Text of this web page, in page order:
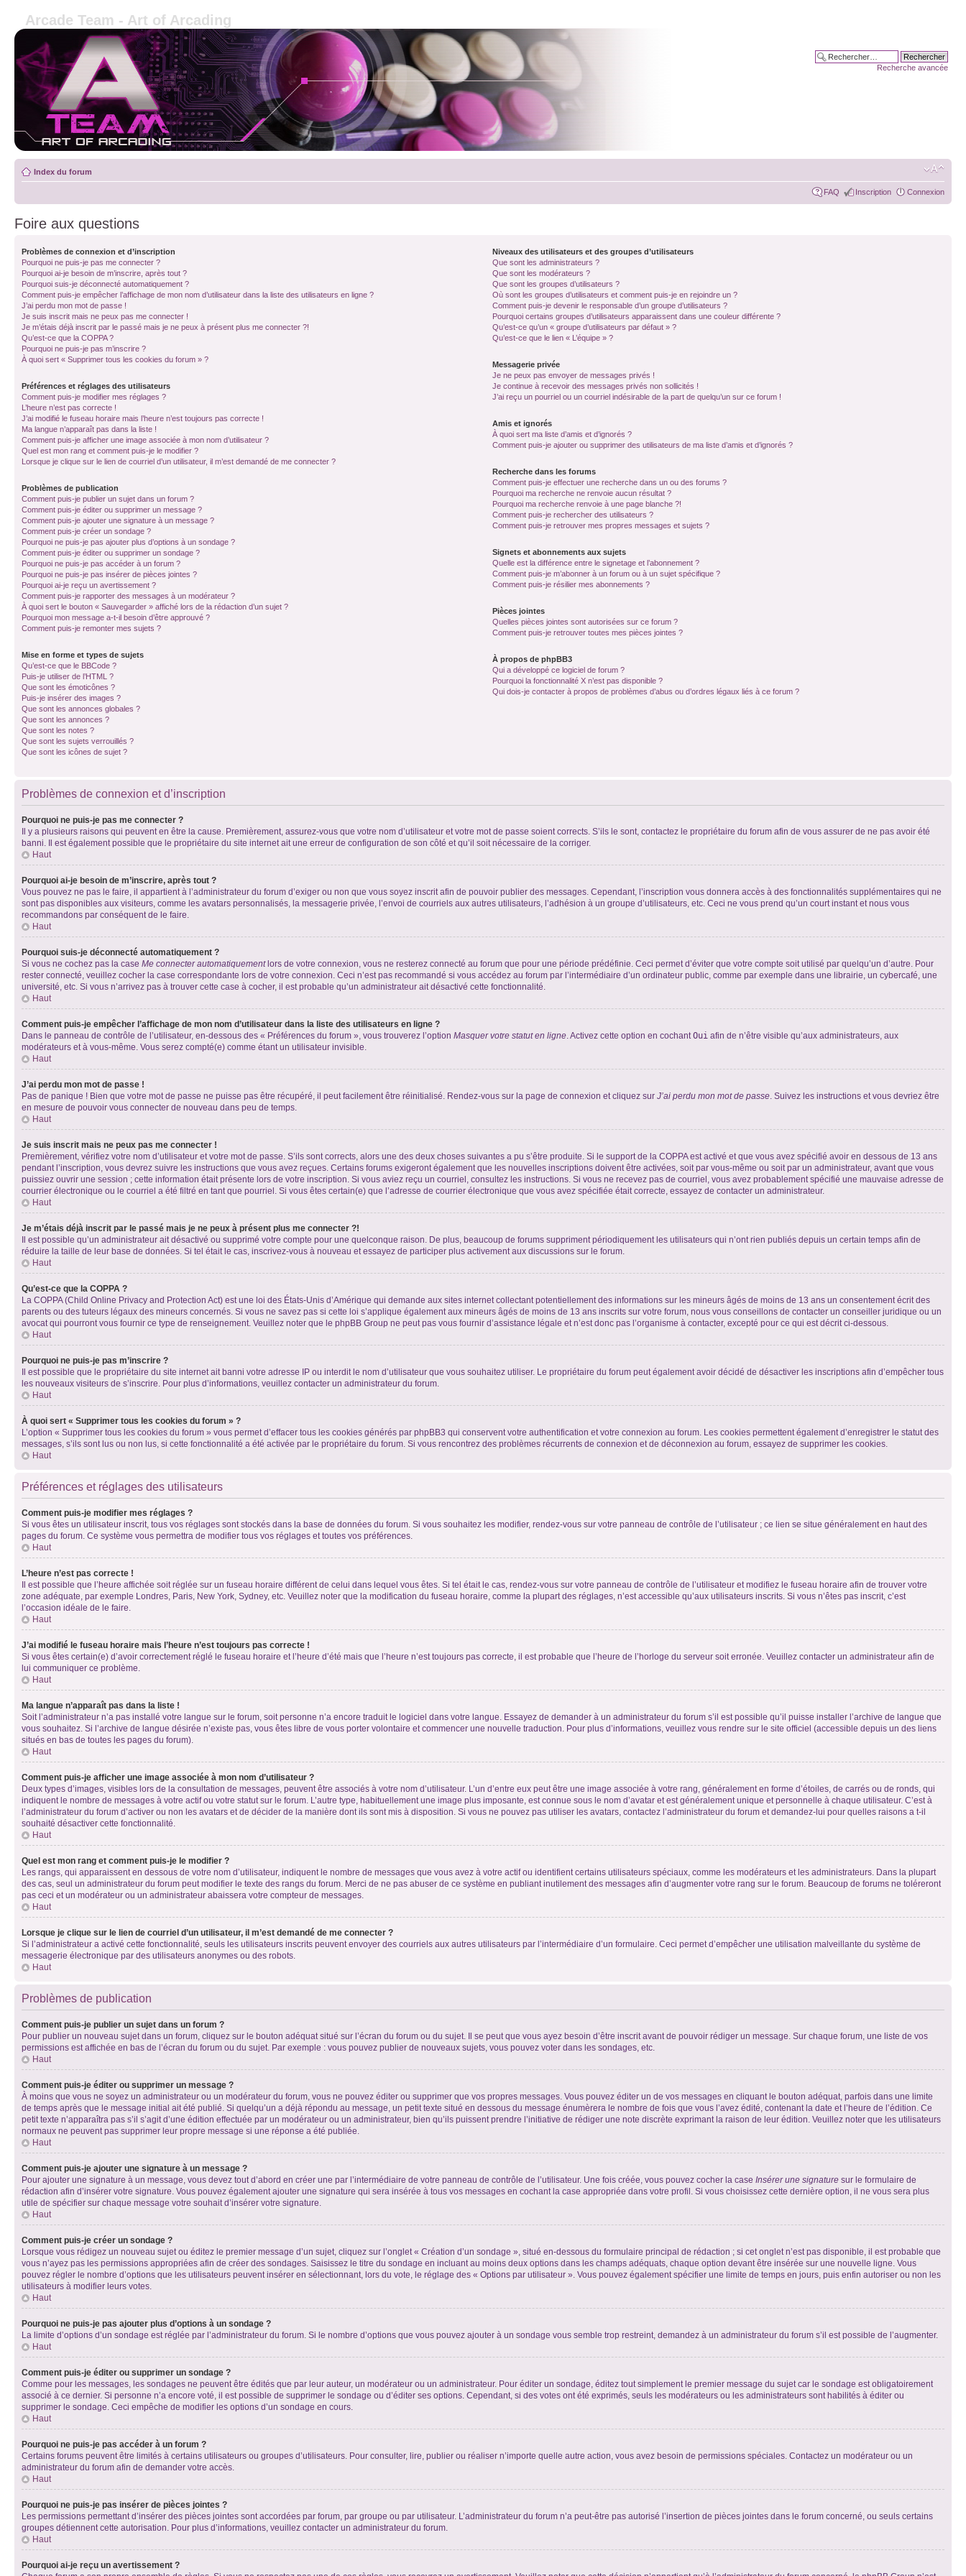
Arcade Team - Art of Arcading
Recherche avancée
Index du forum
FAQ Inscription Connexion
Foire aux questions
Problèmes de connexion et d’inscription
Pourquoi ne puis-je pas me connecter ?
Pourquoi ai-je besoin de m’inscrire, après tout ?
Pourquoi suis-je déconnecté automatiquement ?
Comment puis-je empêcher l’affichage de mon nom d’utilisateur dans la liste des utilisateurs en ligne ?
J’ai perdu mon mot de passe !
Je suis inscrit mais ne peux pas me connecter !
Je m’étais déjà inscrit par le passé mais je ne peux à présent plus me connecter ?!
Qu’est-ce que la COPPA ?
Pourquoi ne puis-je pas m’inscrire ?
À quoi sert « Supprimer tous les cookies du forum » ?
Préférences et réglages des utilisateurs
Comment puis-je modifier mes réglages ?
L’heure n’est pas correcte !
J’ai modifié le fuseau horaire mais l’heure n’est toujours pas correcte !
Ma langue n’apparaît pas dans la liste !
Comment puis-je afficher une image associée à mon nom d’utilisateur ?
Quel est mon rang et comment puis-je le modifier ?
Lorsque je clique sur le lien de courriel d’un utilisateur, il m’est demandé de me connecter ?
Problèmes de publication
Comment puis-je publier un sujet dans un forum ?
Comment puis-je éditer ou supprimer un message ?
Comment puis-je ajouter une signature à un message ?
Comment puis-je créer un sondage ?
Pourquoi ne puis-je pas ajouter plus d’options à un sondage ?
Comment puis-je éditer ou supprimer un sondage ?
Pourquoi ne puis-je pas accéder à un forum ?
Pourquoi ne puis-je pas insérer de pièces jointes ?
Pourquoi ai-je reçu un avertissement ?
Comment puis-je rapporter des messages à un modérateur ?
À quoi sert le bouton « Sauvegarder » affiché lors de la rédaction d’un sujet ?
Pourquoi mon message a-t-il besoin d’être approuvé ?
Comment puis-je remonter mes sujets ?
Mise en forme et types de sujets
Qu’est-ce que le BBCode ?
Puis-je utiliser de l’HTML ?
Que sont les émoticônes ?
Puis-je insérer des images ?
Que sont les annonces globales ?
Que sont les annonces ?
Que sont les notes ?
Que sont les sujets verrouillés ?
Que sont les icônes de sujet ?
Niveaux des utilisateurs et des groupes d’utilisateurs
Que sont les administrateurs ?
Que sont les modérateurs ?
Que sont les groupes d’utilisateurs ?
Où sont les groupes d’utilisateurs et comment puis-je en rejoindre un ?
Comment puis-je devenir le responsable d’un groupe d’utilisateurs ?
Pourquoi certains groupes d’utilisateurs apparaissent dans une couleur différente ?
Qu’est-ce qu’un « groupe d’utilisateurs par défaut » ?
Qu’est-ce que le lien « L’équipe » ?
Messagerie privée
Je ne peux pas envoyer de messages privés !
Je continue à recevoir des messages privés non sollicités !
J’ai reçu un pourriel ou un courriel indésirable de la part de quelqu’un sur ce forum !
Amis et ignorés
À quoi sert ma liste d’amis et d’ignorés ?
Comment puis-je ajouter ou supprimer des utilisateurs de ma liste d’amis et d’ignorés ?
Recherche dans les forums
Comment puis-je effectuer une recherche dans un ou des forums ?
Pourquoi ma recherche ne renvoie aucun résultat ?
Pourquoi ma recherche renvoie à une page blanche ?!
Comment puis-je rechercher des utilisateurs ?
Comment puis-je retrouver mes propres messages et sujets ?
Signets et abonnements aux sujets
Quelle est la différence entre le signetage et l’abonnement ?
Comment puis-je m’abonner à un forum ou à un sujet spécifique ?
Comment puis-je résilier mes abonnements ?
Pièces jointes
Quelles pièces jointes sont autorisées sur ce forum ?
Comment puis-je retrouver toutes mes pièces jointes ?
À propos de phpBB3
Qui a développé ce logiciel de forum ?
Pourquoi la fonctionnalité X n’est pas disponible ?
Qui dois-je contacter à propos de problèmes d’abus ou d’ordres légaux liés à ce forum ?
Problèmes de connexion et d’inscription
Pourquoi ne puis-je pas me connecter ?
Il y a plusieurs raisons qui peuvent en être la cause. Premièrement, assurez-vous que votre nom d’utilisateur et votre mot de passe soient corrects. S’ils le sont, contactez le propriétaire du forum afin de vous assurer de ne pas avoir été
banni. Il est également possible que le propriétaire du site internet ait une erreur de configuration de son côté et qu’il soit nécessaire de la corriger.
Haut
Pourquoi ai-je besoin de m’inscrire, après tout ?
Vous pouvez ne pas le faire, il appartient à l’administrateur du forum d’exiger ou non que vous soyez inscrit afin de pouvoir publier des messages. Cependant, l’inscription vous donnera accès à des fonctionnalités supplémentaires qui ne
sont pas disponibles aux visiteurs, comme les avatars personnalisés, la messagerie privée, l’envoi de courriels aux autres utilisateurs, l’adhésion à un groupe d’utilisateurs, etc. Ceci ne vous prend qu’un court instant et nous vous
recommandons par conséquent de le faire.
Haut
Pourquoi suis-je déconnecté automatiquement ?
Si vous ne cochez pas la case Me connecter automatiquementlors de votre connexion, vous ne resterez connecté au forum que pour une période prédéfinie. Ceci permet d’éviter que votre compte soit utilisé par quelqu’un d’autre. Pour
rester connecté, veuillez cocher la case correspondante lors de votre connexion. Ceci n’est pas recommandé si vous accédez au forum par l’intermédiaire d’un ordinateur public, comme par exemple dans une librairie, un cybercafé, une
université, etc. Si vous n’arrivez pas à trouver cette case à cocher, il est probable qu’un administrateur ait désactivé cette fonctionnalité.
Haut
Comment puis-je empêcher l’affichage de mon nom d’utilisateur dans la liste des utilisateurs en ligne ?
Dans le panneau de contrôle de l’utilisateur, en-dessous des « Préférences du forum », vous trouverez l’option Masquer votre statut en ligne. Activez cette option en cochantOui afin de n’être visible qu’aux administrateurs, aux
modérateurs et à vous-même. Vous serez compté(e) comme étant un utilisateur invisible.
Haut
J’ai perdu mon mot de passe !
Pas de panique ! Bien que votre mot de passe ne puisse pas être récupéré, il peut facilement être réinitialisé. Rendez-vous sur la page de connexion et cliquez sur J’ai perdu mon mot de passe. Suivez les instructions et vous devriez être
en mesure de pouvoir vous connecter de nouveau dans peu de temps.
Haut
Je suis inscrit mais ne peux pas me connecter !
Premièrement, vérifiez votre nom d’utilisateur et votre mot de passe. S’ils sont corrects, alors une des deux choses suivantes a pu s’être produite. Si le support de la COPPA est activé et que vous avez spécifié avoir en dessous de 13 ans
pendant l’inscription, vous devrez suivre les instructions que vous avez reçues. Certains forums exigeront également que les nouvelles inscriptions doivent être activées, soit par vous-même ou soit par un administrateur, avant que vous
puissiez ouvrir une session ; cette information était présente lors de votre inscription. Si vous aviez reçu un courriel, consultez les instructions. Si vous ne recevez pas de courriel, vous avez probablement spécifié une mauvaise adresse de
courrier électronique ou le courriel a été filtré en tant que pourriel. Si vous êtes certain(e) que l’adresse de courrier électronique que vous avez spécifiée était correcte, essayez de contacter un administrateur.
Haut
Je m’étais déjà inscrit par le passé mais je ne peux à présent plus me connecter ?!
Il est possible qu’un administrateur ait désactivé ou supprimé votre compte pour une quelconque raison. De plus, beaucoup de forums suppriment périodiquement les utilisateurs qui n’ont rien publiés depuis un certain temps afin de
réduire la taille de leur base de données. Si tel était le cas, inscrivez-vous à nouveau et essayez de participer plus activement aux discussions sur le forum.
Haut
Qu’est-ce que la COPPA ?
La COPPA (Child Online Privacy and Protection Act) est une loi des États-Unis d’Amérique qui demande aux sites internet collectant potentiellement des informations sur les mineurs âgés de moins de 13 ans un consentement écrit des
parents ou des tuteurs légaux des mineurs concernés. Si vous ne savez pas si cette loi s’applique également aux mineurs âgés de moins de 13 ans inscrits sur votre forum, nous vous conseillons de contacter un conseiller juridique ou un
avocat qui pourront vous fournir ce type de renseignement. Veuillez noter que le phpBB Group ne peut pas vous fournir d’assistance légale et n’est donc pas l’organisme à contacter, excepté pour ce qui est décrit ci-dessous.
Haut
Pourquoi ne puis-je pas m’inscrire ?
Il est possible que le propriétaire du site internet ait banni votre adresse IP ou interdit le nom d’utilisateur que vous souhaitez utiliser. Le propriétaire du forum peut également avoir décidé de désactiver les inscriptions afin d’empêcher tous
les nouveaux visiteurs de s’inscrire. Pour plus d’informations, veuillez contacter un administrateur du forum.
Haut
À quoi sert « Supprimer tous les cookies du forum » ?
L’option « Supprimer tous les cookies du forum » vous permet d’effacer tous les cookies générés par phpBB3 qui conservent votre authentification et votre connexion au forum. Les cookies permettent également d’enregistrer le statut des
messages, s’ils sont lus ou non lus, si cette fonctionnalité a été activée par le propriétaire du forum. Si vous rencontrez des problèmes récurrents de connexion et de déconnexion au forum, essayez de supprimer les cookies.
Haut
Préférences et réglages des utilisateurs
Comment puis-je modifier mes réglages ?
Si vous êtes un utilisateur inscrit, tous vos réglages sont stockés dans la base de données du forum. Si vous souhaitez les modifier, rendez-vous sur votre panneau de contrôle de l’utilisateur ; ce lien se situe généralement en haut des
pages du forum. Ce système vous permettra de modifier tous vos réglages et toutes vos préférences.
Haut
L’heure n’est pas correcte !
Il est possible que l’heure affichée soit réglée sur un fuseau horaire différent de celui dans lequel vous êtes. Si tel était le cas, rendez-vous sur votre panneau de contrôle de l’utilisateur et modifiez le fuseau horaire afin de trouver votre
zone adéquate, par exemple Londres, Paris, New York, Sydney, etc. Veuillez noter que la modification du fuseau horaire, comme la plupart des réglages, n’est accessible qu’aux utilisateurs inscrits. Si vous n’êtes pas inscrit, c’est
l’occasion idéale de le faire.
Haut
J’ai modifié le fuseau horaire mais l’heure n’est toujours pas correcte !
Si vous êtes certain(e) d’avoir correctement réglé le fuseau horaire et l’heure d’été mais que l’heure n’est toujours pas correcte, il est probable que l’heure de l’horloge du serveur soit erronée. Veuillez contacter un administrateur afin de
lui communiquer ce problème.
Haut
Ma langue n’apparaît pas dans la liste !
Soit l’administrateur n’a pas installé votre langue sur le forum, soit personne n’a encore traduit le logiciel dans votre langue. Essayez de demander à un administrateur du forum s’il est possible qu’il puisse installer l’archive de langue que
vous souhaitez. Si l’archive de langue désirée n’existe pas, vous êtes libre de vous porter volontaire et commencer une nouvelle traduction. Pour plus d’informations, veuillez vous rendre sur le site officiel (accessible depuis un des liens
situés en bas de toutes les pages du forum).
Haut
Comment puis-je afficher une image associée à mon nom d’utilisateur ?
Deux types d’images, visibles lors de la consultation de messages, peuvent être associés à votre nom d’utilisateur. L’un d’entre eux peut être une image associée à votre rang, généralement en forme d’étoiles, de carrés ou de ronds, qui
indiquent le nombre de messages à votre actif ou votre statut sur le forum. L’autre type, habituellement une image plus imposante, est connue sous le nom d’avatar et est généralement unique et personnelle à chaque utilisateur. C’est à
l’administrateur du forum d’activer ou non les avatars et de décider de la manière dont ils sont mis à disposition. Si vous ne pouvez pas utiliser les avatars, contactez l’administrateur du forum et demandez-lui pour quelles raisons a t-il
souhaité désactiver cette fonctionnalité.
Haut
Quel est mon rang et comment puis-je le modifier ?
Les rangs, qui apparaissent en dessous de votre nom d’utilisateur, indiquent le nombre de messages que vous avez à votre actif ou identifient certains utilisateurs spéciaux, comme les modérateurs et les administrateurs. Dans la plupart
des cas, seul un administrateur du forum peut modifier le texte des rangs du forum. Merci de ne pas abuser de ce système en publiant inutilement des messages afin d’augmenter votre rang sur le forum. Beaucoup de forums ne toléreront
pas ceci et un modérateur ou un administrateur abaissera votre compteur de messages.
Haut
Lorsque je clique sur le lien de courriel d’un utilisateur, il m’est demandé de me connecter ?
Si l’administrateur a activé cette fonctionnalité, seuls les utilisateurs inscrits peuvent envoyer des courriels aux autres utilisateurs par l’intermédiaire d’un formulaire. Ceci permet d’empêcher une utilisation malveillante du système de
messagerie électronique par des utilisateurs anonymes ou des robots.
Haut
Problèmes de publication
Comment puis-je publier un sujet dans un forum ?
Pour publier un nouveau sujet dans un forum, cliquez sur le bouton adéquat situé sur l’écran du forum ou du sujet. Il se peut que vous ayez besoin d’être inscrit avant de pouvoir rédiger un message. Sur chaque forum, une liste de vos
permissions est affichée en bas de l’écran du forum ou du sujet. Par exemple : vous pouvez publier de nouveaux sujets, vous pouvez voter dans les sondages, etc.
Haut
Comment puis-je éditer ou supprimer un message ?
À moins que vous ne soyez un administrateur ou un modérateur du forum, vous ne pouvez éditer ou supprimer que vos propres messages. Vous pouvez éditer un de vos messages en cliquant le bouton adéquat, parfois dans une limite
de temps après que le message initial ait été publié. Si quelqu’un a déjà répondu au message, un petit texte situé en dessous du message énumèrera le nombre de fois que vous l’avez édité, contenant la date et l’heure de l’édition. Ce
petit texte n’apparaîtra pas s’il s’agit d’une édition effectuée par un modérateur ou un administrateur, bien qu’ils puissent prendre l’initiative de rédiger une note discrète exprimant la raison de leur édition. Veuillez noter que les utilisateurs
normaux ne peuvent pas supprimer leur propre message si une réponse a été publiée.
Haut
Comment puis-je ajouter une signature à un message ?
Pour ajouter une signature à un message, vous devez tout d’abord en créer une par l’intermédiaire de votre panneau de contrôle de l’utilisateur. Une fois créée, vous pouvez cocher la case Insérer une signature sur le formulaire de
rédaction afin d’insérer votre signature. Vous pouvez également ajouter une signature qui sera insérée à tous vos messages en cochant la case appropriée dans votre profil. Si vous choisissez cette dernière option, il ne vous sera plus
utile de spécifier sur chaque message votre souhait d’insérer votre signature.
Haut
Comment puis-je créer un sondage ?
Lorsque vous rédigez un nouveau sujet ou éditez le premier message d’un sujet, cliquez sur l’onglet « Création d’un sondage », situé en-dessous du formulaire principal de rédaction ; si cet onglet n’est pas disponible, il est probable que
vous n’ayez pas les permissions appropriées afin de créer des sondages. Saisissez le titre du sondage en incluant au moins deux options dans les champs adéquats, chaque option devant être insérée sur une nouvelle ligne. Vous
pouvez régler le nombre d’options que les utilisateurs peuvent insérer en sélectionnant, lors du vote, le réglage des « Options par utilisateur ». Vous pouvez également spécifier une limite de temps en jours, puis enfin autoriser ou non les
utilisateurs à modifier leurs votes.
Haut
Pourquoi ne puis-je pas ajouter plus d’options à un sondage ?
La limite d’options d’un sondage est réglée par l’administrateur du forum. Si le nombre d’options que vous pouvez ajouter à un sondage vous semble trop restreint, demandez à un administrateur du forum s’il est possible de l’augmenter.
Haut
Comment puis-je éditer ou supprimer un sondage ?
Comme pour les messages, les sondages ne peuvent être édités que par leur auteur, un modérateur ou un administrateur. Pour éditer un sondage, éditez tout simplement le premier message du sujet car le sondage est obligatoirement
associé à ce dernier. Si personne n’a encore voté, il est possible de supprimer le sondage ou d’éditer ses options. Cependant, si des votes ont été exprimés, seuls les modérateurs ou les administrateurs sont habilités à éditer ou
supprimer le sondage. Ceci empêche de modifier les options d’un sondage en cours.
Haut
Pourquoi ne puis-je pas accéder à un forum ?
Certains forums peuvent être limités à certains utilisateurs ou groupes d’utilisateurs. Pour consulter, lire, publier ou réaliser n’importe quelle autre action, vous avez besoin de permissions spéciales. Contactez un modérateur ou un
administrateur du forum afin de demander votre accès.
Haut
Pourquoi ne puis-je pas insérer de pièces jointes ?
Les permissions permettant d’insérer des pièces jointes sont accordées par forum, par groupe ou par utilisateur. L’administrateur du forum n’a peut-être pas autorisé l’insertion de pièces jointes dans le forum concerné, ou seuls certains
groupes détiennent cette autorisation. Pour plus d’informations, veuillez contacter un administrateur du forum.
Haut
Pourquoi ai-je reçu un avertissement ?